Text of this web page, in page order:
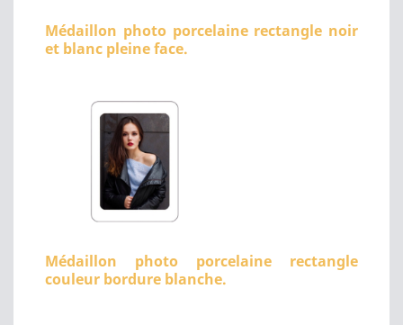
Médaillon photo porcelaine rectangle noir
et blanc pleine face.
Médaillon photo porcelaine rectangle
couleur bordure blanche.